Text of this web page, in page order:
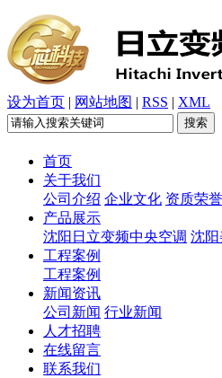
设为首页 | 网站地图 | RSS | XML
首页
关于我们
公司介绍 企业文化 资质荣誉
产品展示
沈阳日立变频中央空调 沈
工程案例
工程案例
新闻资讯
公司新闻 行业新闻
人才招聘
在线留言
联系我们